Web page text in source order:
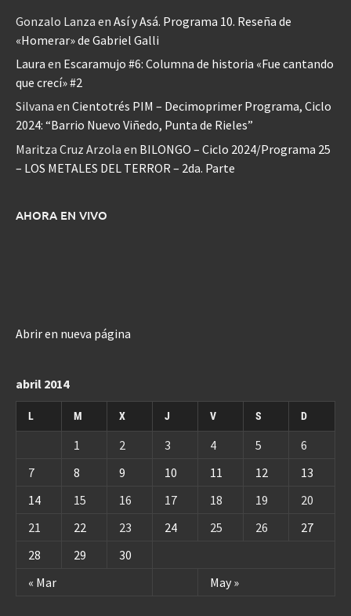
Gonzalo Lanza en Así y Asá. Programa 10. Reseña de
«Homerar» de Gabriel Galli
Laura en Escaramujo #6: Columna de historia «Fue cantando
que crecí» #2
Silvana en Cientotrés PIM – Decimoprimer Programa, Ciclo
2024: “Barrio Nuevo Viñedo, Punta de Rieles”
Maritza Cruz Arzola en BILONGO – Ciclo 2024/Programa 25
– LOS METALES DEL TERROR – 2da. Parte
AHORA EN VIVO
Abrir en nueva página
abril 2014
L M X J V S D
« Mar May »
1 2 3 4 5
6
7
8 9 10 11 12
13
14
15 16 17 18 19
20
21
22 23 24 25 26
27
28
29 30